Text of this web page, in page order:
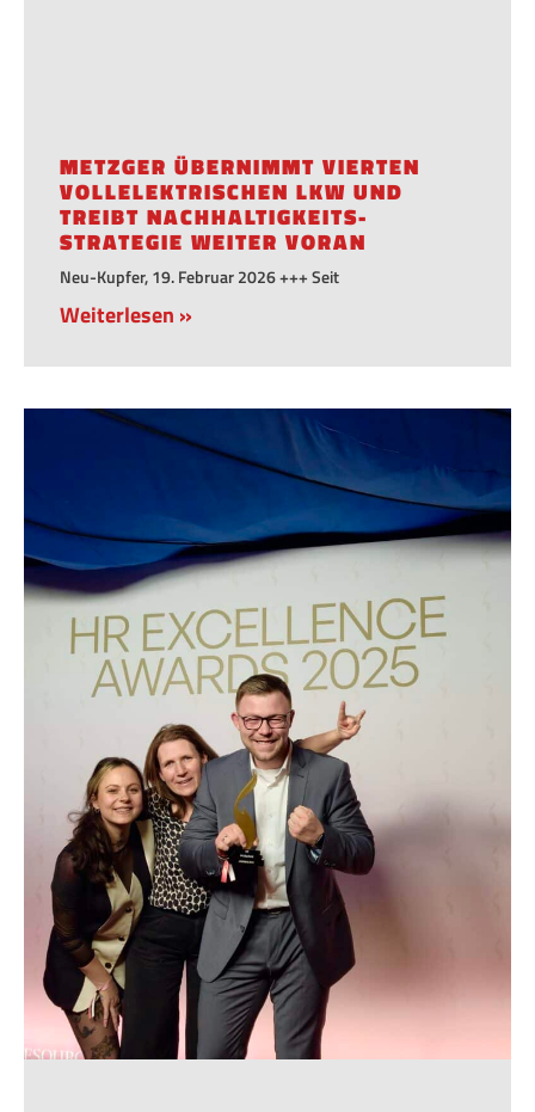
METZGER ÜBERNIMMT VIERTEN
VOLLELEKTRISCHEN LKW UND
TREIBT NACHHALTIGKEITS-
STRATEGIE WEITER VORAN
Neu-Kupfer, 19. Februar 2026 +++ Seit
Weiterlesen »